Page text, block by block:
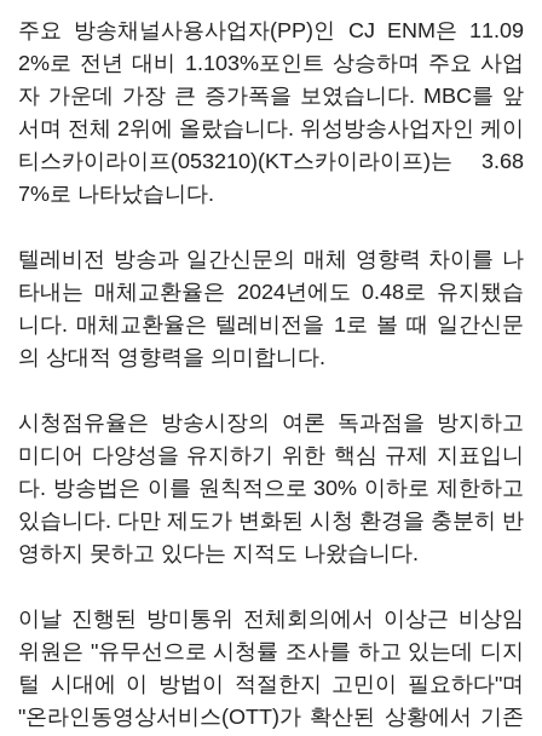
주요 방송채널사용사업자(PP)인 CJ ENM은 11.09
2%로 전년 대비 1.103%포인트 상승하며 주요 사업
자 가운데 가장 큰 증가폭을 보였습니다. MBC를 앞
서며 전체 2위에 올랐습니다. 위성방송사업자인 케이
티스카이라이프(053210)(KT스카이라이프)는 3.68
7%로 나타났습니다.
텔레비전 방송과 일간신문의 매체 영향력 차이를 나
타내는 매체교환율은 2024년에도 0.48로 유지됐습
니다. 매체교환율은 텔레비전을 1로 볼 때 일간신문
의 상대적 영향력을 의미합니다.
시청점유율은 방송시장의 여론 독과점을 방지하고
미디어 다양성을 유지하기 위한 핵심 규제 지표입니
다. 방송법은 이를 원칙적으로 30% 이하로 제한하고
있습니다. 다만 제도가 변화된 시청 환경을 충분히 반
영하지 못하고 있다는 지적도 나왔습니다.
이날 진행된 방미통위 전체회의에서 이상근 비상임
위원은 "유무선으로 시청률 조사를 하고 있는데 디지
털 시대에 이 방법이 적절한지 고민이 필요하다"며
"온라인동영상서비스(OTT)가 확산된 상황에서 기존